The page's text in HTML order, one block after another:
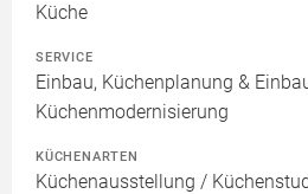
Küche
SERVICE
Einbau, Küchenplanung &
Küchenmodernisierung
KÜCHENARTEN
Küchenausstellung /